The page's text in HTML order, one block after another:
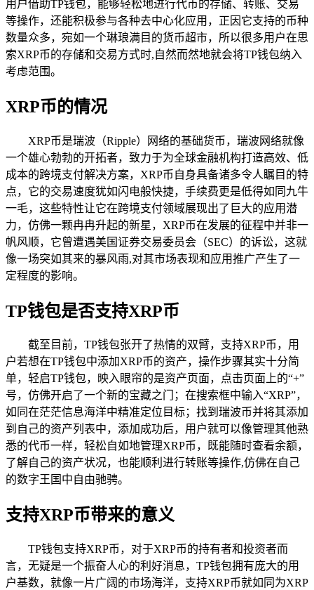
用户借助TP钱包，能够轻松地进行代币的存储、转账、交易
等操作，还能积极参与各种去中心化应用，正因它支持的币种
数量众多，宛如一个琳琅满目的货币超市，所以很多用户在思
索XRP币的存储和交易方式时,自然而然地就会将TP钱包纳入
考虑范围。
XRP币的情况
XRP币是瑞波（Ripple）网络的基础货币，瑞波网络就像
一个雄心勃勃的开拓者，致力于为全球金融机构打造高效、低
成本的跨境支付解决方案，XRP币自身具备诸多令人瞩目的特
点，它的交易速度犹如闪电般快捷，手续费更是低得如同九牛
一毛，这些特性让它在跨境支付领域展现出了巨大的应用潜
力，仿佛一颗冉冉升起的新星，XRP币在发展的征程中并非一
帆风顺，它曾遭遇美国证券交易委员会（SEC）的诉讼，这就
像一场突如其来的暴风雨,对其市场表现和应用推广产生了一
定程度的影响。
TP钱包是否支持XRP币
截至目前，TP钱包张开了热情的双臂，支持XRP币，用
户若想在TP钱包中添加XRP币的资产，操作步骤其实十分简
单，轻启TP钱包，映入眼帘的是资产页面，点击页面上的“+”
号，仿佛开启了一个新的宝藏之门；在搜索框中输入“XRP”，
如同在茫茫信息海洋中精准定位目标；找到瑞波币并将其添加
到自己的资产列表中，添加成功后，用户就可以像管理其他熟
悉的代币一样，轻松自如地管理XRP币，既能随时查看余额，
了解自己的资产状况，也能顺利进行转账等操作,仿佛在自己
的数字王国中自由驰骋。
支持XRP币带来的意义
TP钱包支持XRP币，对于XRP币的持有者和投资者而
言，无疑是一个振奋人心的利好消息，TP钱包拥有庞大的用
户基数，就像一片广阔的市场海洋，支持XRP币就如同为XRP